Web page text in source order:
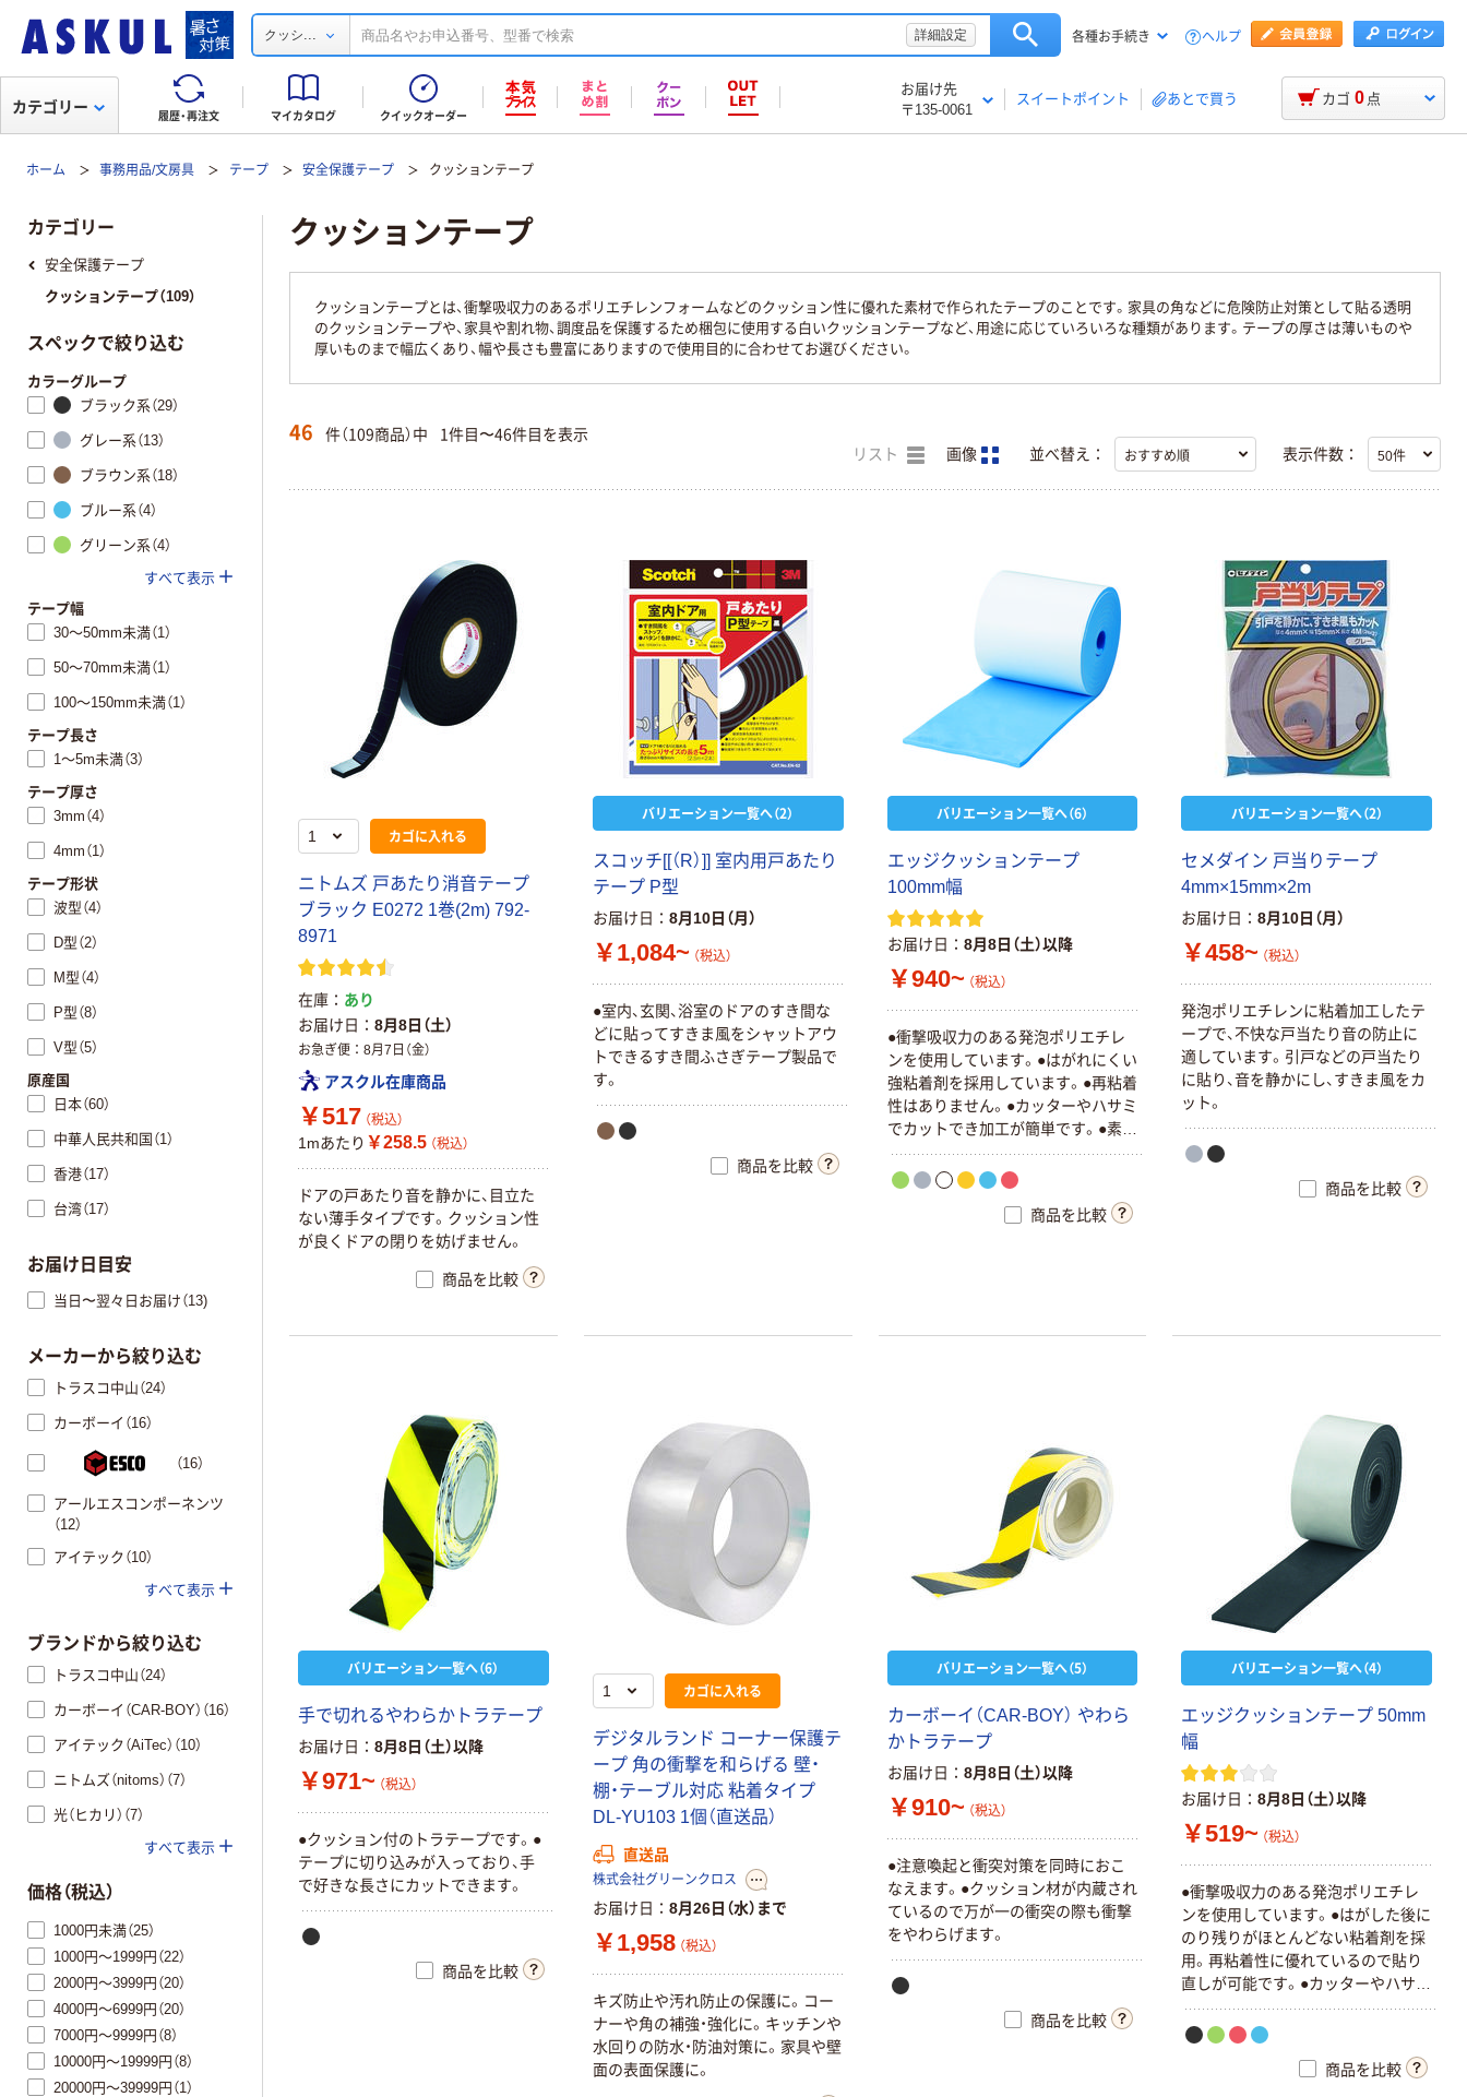
クッシ... 詳細設定 各種お手続き ヘルプ
履歴・再注文 マイカタログ クイックオーダー
お届け先
〒135-0061
スイートポイント あとで買う
カテゴリー カゴ 0 点
ホーム 事務用品/文房具 テープ 安全保護テープ クッションテープ
クッションテープ
クッションテープとは、衝撃吸収力のあるポリエチレンフォームなどのクッション性に優れた素材で作られたテープのことです。家具の角などに危険防止対策として貼る透明
のクッションテープや、家具や割れ物、調度品を保護するため梱包に使用する白いクッションテープなど、用途に応じていろいろな種類があります。テープの厚さは薄いものや
厚いものまで幅広くあり、幅や長さも豊富にありますので使用目的に合わせてお選びください。
46 件（109商品）中 1件目〜46件目を表示
リスト 画像 並べ替え： 表示件数：
カゴに入れる
ニトムズ 戸あたり消音テープ
ブラック E0272 1巻(2m) 792-
8971
在庫
あり
お届け日
8月8日（土）
お急ぎ便 8月7日（金）
アスクル在庫商品
￥517 （税込）
1mあたり ￥258.5 （税込）
ドアの戸あたり音を静かに、目立た
ない薄手タイプです。クッション性
が良くドアの閉りを妨げません。
商品を比較
バリエーション一覧へ（2）
スコッチ[[（R）]] 室内用戸あたり
テープ P型
お届け日 8月10日（月）
￥1,084~ （税込）
●室内、玄関、浴室のドアのすき間な
どに貼ってすきま風をシャットアウ
トできるすき間ふさぎテープ製品で
す。
商品を比較
バリエーション一覧へ（6）
エッジクッションテープ
100mm幅
お届け日 8月8日（土）以降
￥940~ （税込）
●衝撃吸収力のある発泡ポリエチレ
ンを使用しています。●はがれにくい
強粘着剤を採用しています。●再粘着
性はありません。●カッターやハサミ
でカットでき加工が簡単です。●素材
は独立気泡ですので水を吸いませ
ん。
商品を比較
バリエーション一覧へ（2）
セメダイン 戸当りテープ
4mm×15mm×2m
お届け日 8月10日（月）
￥458~ （税込）
発泡ポリエチレンに粘着加工したテ
ープで、不快な戸当たり音の防止に
適しています。引戸などの戸当たり
に貼り、音を静かにし、すきま風をカ
ット。
商品を比較
バリエーション一覧へ（6）
手で切れるやわらかトラテープ
お届け日 8月8日（土）以降
￥971~ （税込）
●クッション付のトラテープです。●
テープに切り込みが入っており、手
で好きな長さにカットできます。
商品を比較
カゴに入れる
デジタルランド コーナー保護テ
ープ 角の衝撃を和らげる 壁・
棚・テーブル対応 粘着タイプ
DL-YU103 1個（直送品）
直送品
株式会社グリーンクロス
お届け日 8月26日（水）まで
￥1,958 （税込）
キズ防止や汚れ防止の保護に。コー
ナーや角の補強・強化に。キッチンや
水回りの防水・防油対策に。家具や壁
面の表面保護に。
バリエーション一覧へ（5）
カーボーイ（CAR-BOY） やわら
かトラテープ
お届け日 8月8日（土）以降
￥910~ （税込）
●注意喚起と衝突対策を同時におこ
なえます。●クッション材が内蔵され
ているので万が一の衝突の際も衝撃
をやわらげます。
商品を比較
バリエーション一覧へ（4）
エッジクッションテープ 50mm
幅
お届け日 8月8日（土）以降
￥519~ （税込）
●衝撃吸収力のある発泡ポリエチレ
ンを使用しています。●はがした後に
のり残りがほとんどない粘着剤を採
用。再粘着性に優れているので貼り
直しが可能です。●カッターやハサミ
でカットでき加工が簡単です。●素材
は独立気泡ですので水を吸いませ
商品を比較
カテゴリー
安全保護テープ
クッションテープ（109）
スペックで絞り込む
カラーグループ
ブラック系（29）
グレー系（13）
ブラウン系（18）
ブルー系（4）
グリーン系（4）
すべて表示
テープ幅
30～50mm未満（1）
50～70mm未満（1）
100～150mm未満（1）
テープ長さ
1～5m未満（3）
テープ厚さ
3mm（4）
4mm（1）
テープ形状
波型（4）
D型（2）
M型（4）
P型（8）
V型（5）
原産国
日本（60）
中華人民共和国（1）
香港（17）
台湾（17）
お届け日目安
当日〜翌々日お届け（13)
メーカーから絞り込む
トラスコ中山（24）
カーボーイ（16）
（16）
アールエスコンポーネンツ
（12）
アイテック（10）
すべて表示
ブランドから絞り込む
トラスコ中山（24）
カーボーイ（CAR-BOY）（16）
アイテック（AiTec）（10）
ニトムズ（nitoms）（7）
光（ヒカリ）（7）
すべて表示
価格（税込）
1000円未満（25）
1000円～1999円（22）
2000円～3999円（20）
4000円～6999円（20）
7000円～9999円（8）
10000円～19999円（8）
20000円～39999円（1）